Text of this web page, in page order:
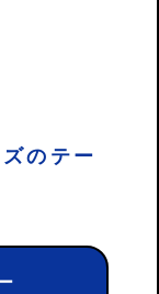
のテー